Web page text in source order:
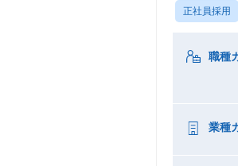
正社員採用
職種
業種